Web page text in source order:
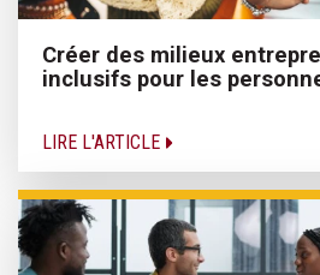
Créer des milieux
inclusifs pour les
LIRE L'ARTICLE